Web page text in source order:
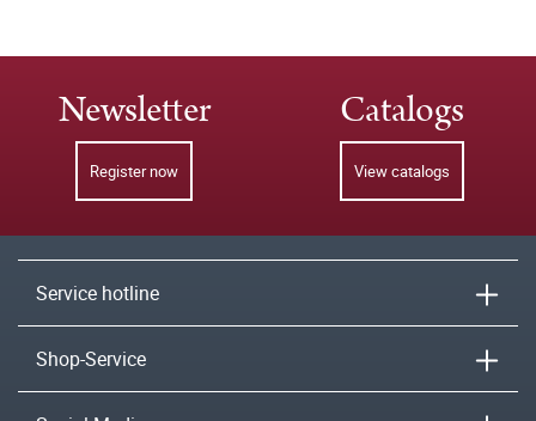
Newsletter
Register now
Catalogs
View catalogs
Service hotline
Shop-Service